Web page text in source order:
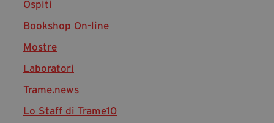
News & Kit
Accrediti Stampa
Cartella Stampa
Rassegna Stampa
Partecipa
Ospiti
Bookshop On-line
Mostre
Laboratori
Trame.news
Lo Staff di Trame10